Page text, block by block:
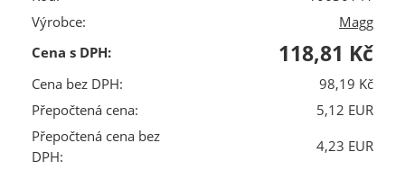
Výrobce:
Magg
Cena s DPH:
118,81 Kč
Cena bez DPH:
98,19 Kč
Přepočtená cena:
5,12 EUR
Přepočtená cena bez
DPH:
4,23 EUR